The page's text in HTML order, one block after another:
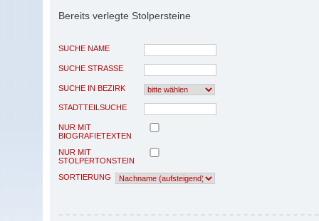
Bereits verlegte Stolpersteine
SUCHE NAME
SUCHE STRASSE
SUCHE IN BEZIRK
STADTTEILSUCHE
NUR MIT
BIOGRAFIETEXTEN
NUR MIT
STOLPERTONSTEIN
SORTIERUNG